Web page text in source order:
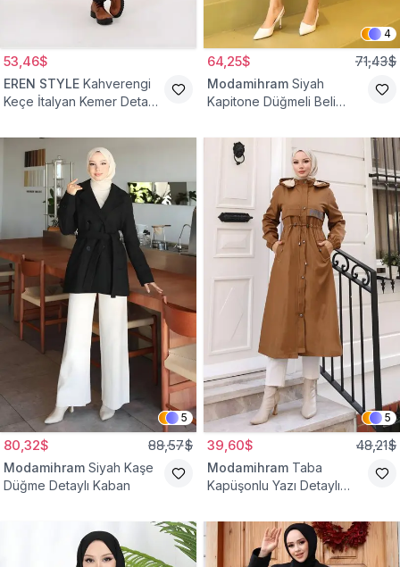
53,46$
EREN STYLE Kahverengi
Keçe İtalyan Kemer Detaylı
4
64,25$ 71,43$
Modamihram Siyah
Kapitone Düğmeli Beli
5
80,32$ 88,57$
Modamihram Siyah Kaşe
Düğme Detaylı Kaban
5
39,60$ 48,21$
Modamihram Taba
Kapüşonlu Yazı Detaylı